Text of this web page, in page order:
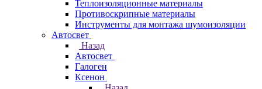
Теплоизоляционные материалы
Противоскрипные материалы
Инструменты для монтажа шумоизоляции
Автосвет
Назад
Автосвет
Галоген
Ксенон